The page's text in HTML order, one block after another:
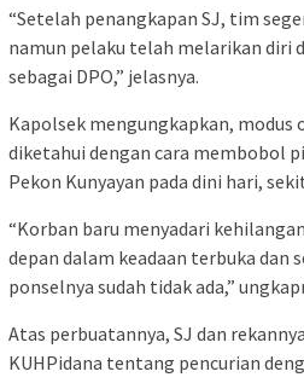
“Setelah penangkapan SJ, tim
namun pelaku telah melarikan diri
sebagai DPO,” jelasnya.
Kapolsek mengungkapkan, modus
diketahui dengan cara membobol
Pekon Kunyayan pada dini hari,
“Korban baru menyadari
depan dalam keadaan terbuka dan
ponselnya sudah tidak ada,”
Atas perbuatannya, SJ dan
KUHPidana tentang pencurian